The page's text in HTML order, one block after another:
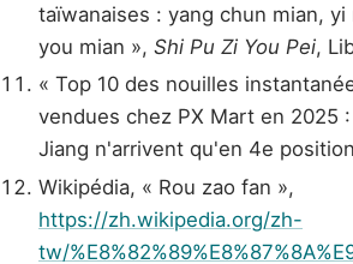
taïwanaises : yang chun mian, yi
you mian », Shi Pu Zi You Pei,
« Top 10 des nouilles
vendues chez PX Mart en 2025
Jiang n'arrivent qu'en 4e
Wikipédia, « Rou zao fan »,
https://zh.wikipedia.org/zh-
tw/